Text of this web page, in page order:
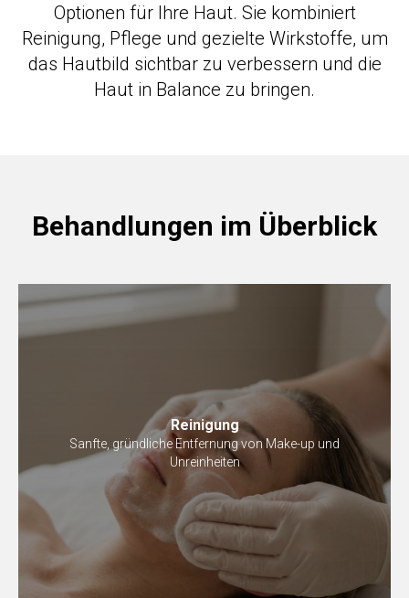
Optionen für Ihre Haut. Sie kombiniert
Reinigung, Pflege und gezielte Wirkstoffe, um
das Hautbild sichtbar zu verbessern und die
Haut in Balance zu bringen.
Behandlungen im Überblick
Reinigung
Sanfte, gründliche Entfernung von Make-up und
Unreinheiten